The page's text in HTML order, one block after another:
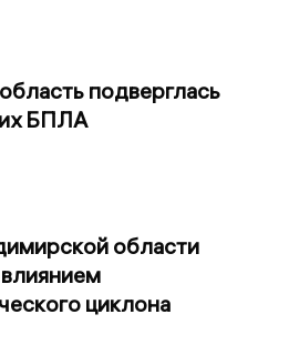
подверглась
БПЛА
области
циклона